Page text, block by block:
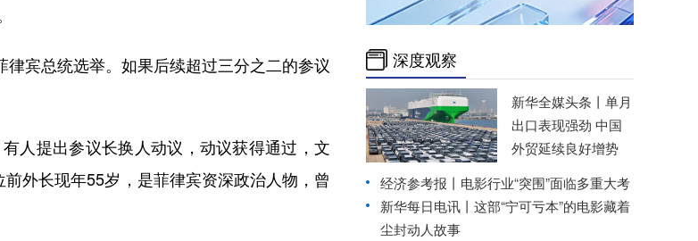
宾总统选举。如果后续超过三分之二的参议
提出参议长换人动议，动议获得通过，文
外长现年55岁，是菲律宾资深政治人物，曾
深度观察
新华全媒头条丨 单月
出口表现强劲 中国
外贸延续良好增势
经济参考报丨 电影行业“突围”面临多重大考
新华每日电讯丨 这部“宁可亏本”的电影藏着
尘封动人故事